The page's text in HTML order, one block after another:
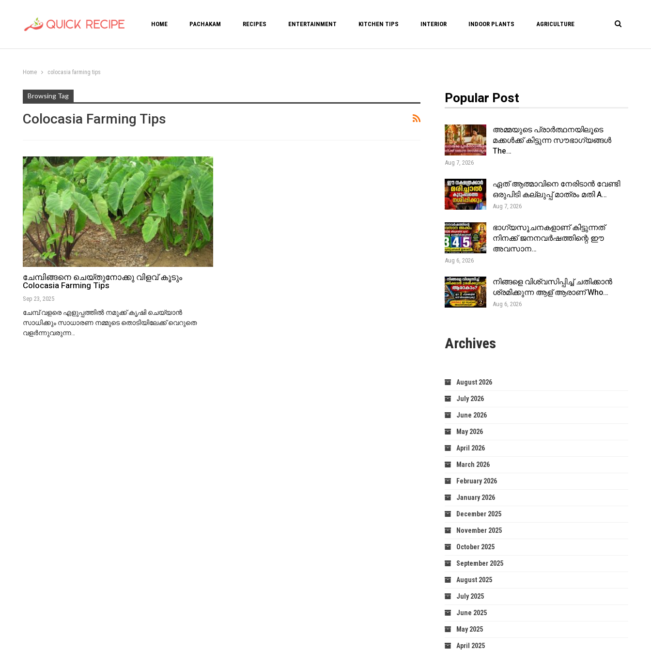
HOME PACHAKAM RECIPES ENTERTAINMENT KITCHEN TIPS INTERIOR INDOOR PLANTS AGRICULTURE
Home colocasia farming tips
Browsing Tag
Colocasia Farming Tips
ചേമ്പിങ്ങനെ ചെയ്തുനോക്കു വിളവ് കൂടും
Colocasia Farming Tips
Sep 23, 2025
ചേമ്പ് വളരെ എളുപ്പത്തിൽ നമുക്ക് കൃഷി ചെയ്യാൻ
സാധിക്കും സാധാരണ നമ്മുടെ തൊടിയിലേക്ക് വെറുതെ
വളർന്നുവരുന്ന
Popular Post
അമ്മയുടെ പ്രാർത്ഥനയിലൂടെ
മക്കൾക്ക് കിട്ടുന്ന സൗഭാഗ്യങ്ങൾ
The…
Aug 7, 2026
ഏത് ആത്മാവിനെ നേരിടാൻ വേണ്ടി
ഒരുപിടി കല്ലുപ്പ് മാത്രം മതി A…
Aug 7, 2026
ഭാഗ്യസൂചനകളാണ് കിട്ടുന്നത്
നിനക്ക് ജനനവർഷത്തിന്റെ ഈ
അവസാന…
Aug 6, 2026
നിങ്ങളെ വിശ്വസിപ്പിച്ച് ചതിക്കാൻ
ശ്രമിക്കുന്ന ആള് ആരാണ് Who…
Aug 6, 2026
Archives
August 2026
July 2026
June 2026
May 2026
April 2026
March 2026
February 2026
January 2026
December 2025
November 2025
October 2025
September 2025
August 2025
July 2025
June 2025
May 2025
April 2025